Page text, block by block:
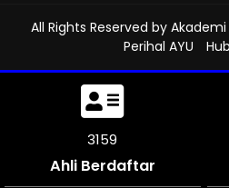
All Rights Reserved by
Perihal AYU
3507
Ahli Berdaftar